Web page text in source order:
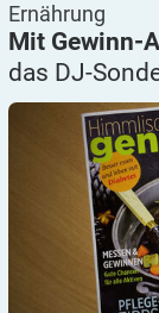
Ernährung
Mit Gewinn-
das DJ-